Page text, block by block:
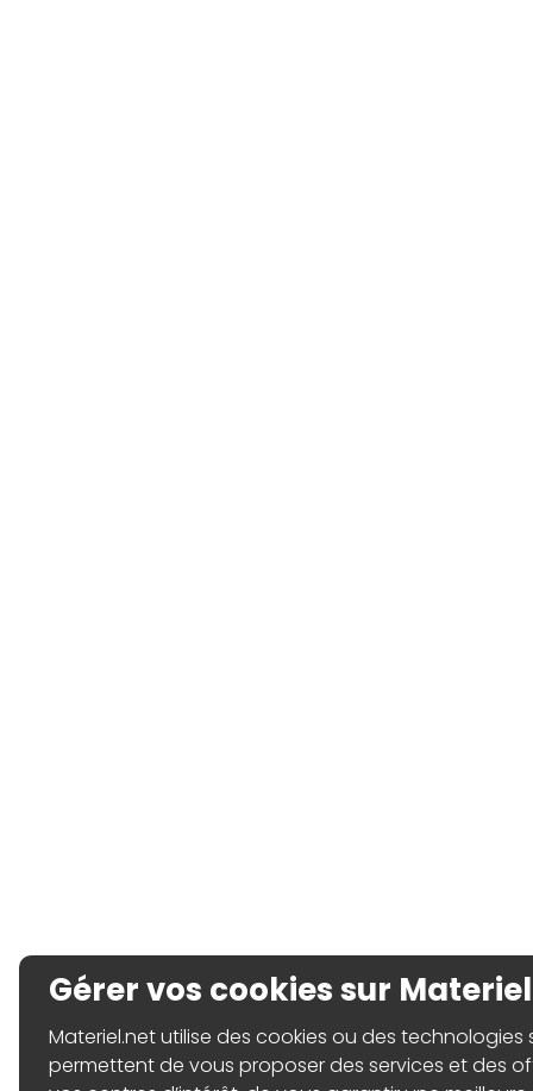
Gérer vos cookies sur
Materiel.net utilise des cookies ou des technologies
permettent de vous proposer des services et des